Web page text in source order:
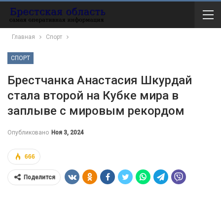
Главная Спорт
СПОРТ
Брестчанка Анастасия Шкурдай
стала второй на Кубке мира в
заплыве с мировым рекордом
Опубликовано Ноя 3, 2024
666
Поделится